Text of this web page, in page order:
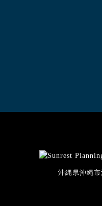
沖縄県沖縄